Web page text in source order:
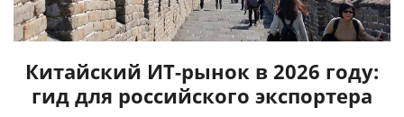
Китайский ИТ-рынок в 2026 году:
гид для российского экспортера